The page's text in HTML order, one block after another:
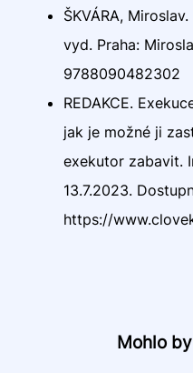
ŠKVÁRA,
vyd. Praha:
9788090482302
REDAKCE.
jak je možné ji
exekutor zabavit.
13.7.2023.
https://
Mohlo